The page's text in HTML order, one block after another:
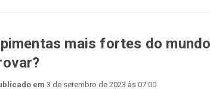
mais fortes do
em3 de setembro de 2023 às 07:00